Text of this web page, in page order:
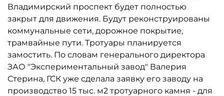
Владимирский проспект будет полностью
закрыт для движения. Будут реконструированы
коммунальные сети, дорожное покрытие,
трамвайные пути. Тротуары планируется
замостить. По словам генерального директора
ЗАО "Экспериментальный завод" Валерия
Стерина, ГСК уже сделала заявку его заводу на
производство 15 тыс. м2 тротуарного камня - для